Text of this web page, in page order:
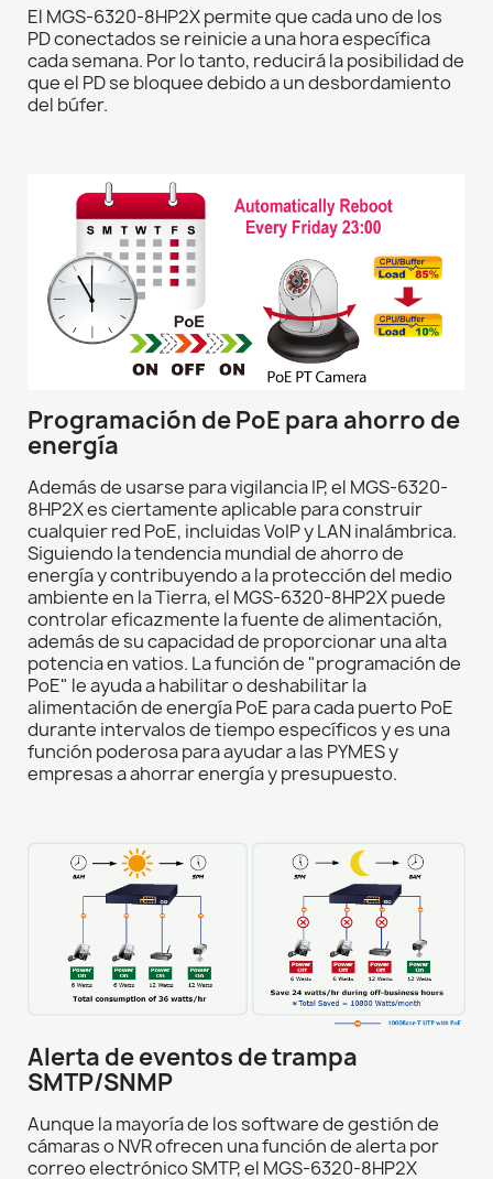
El MGS-6320-8HP2X permite que cada uno de los
PD conectados se reinicie a una hora específica
cada semana. Por lo tanto, reducirá la posibilidad de
que el PD se bloquee debido a un desbordamiento
del búfer.
Programación de PoE para ahorro de
energía
Además de usarse para vigilancia IP, el MGS-6320-
8HP2X es ciertamente aplicable para construir
cualquier red PoE, incluidas VoIP y LAN inalámbrica.
Siguiendo la tendencia mundial de ahorro de
energía y contribuyendo a la protección del medio
ambiente en la Tierra, el MGS-6320-8HP2X puede
controlar eficazmente la fuente de alimentación,
además de su capacidad de proporcionar una alta
potencia en vatios. La función de "programación de
PoE" le ayuda a habilitar o deshabilitar la
alimentación de energía PoE para cada puerto PoE
durante intervalos de tiempo específicos y es una
función poderosa para ayudar a las PYMES y
empresas a ahorrar energía y presupuesto.
Alerta de eventos de trampa
SMTP/SNMP
Aunque la mayoría de los software de gestión de
cámaras o NVR ofrecen una función de alerta por
correo electrónico SMTP, el MGS-6320-8HP2X